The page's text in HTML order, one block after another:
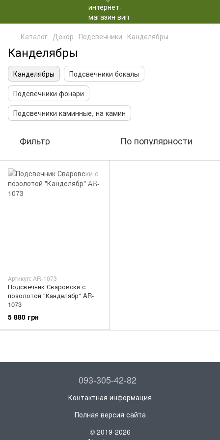
Каталог Декор Подсвечники Канделябры
Канделябры
Канделябры
Подсвечники бокалы
Подсвечники фонари
Подсвечники каминные, на камин
Фильтр По популярности
Артикул: AR-1073
Подсвечник Сваровски с
позолотой "Канделябр" AR-
1073
5 880 грн
093-305-42-82
Контактная информация
Полная версия сайта
© 2019-2026